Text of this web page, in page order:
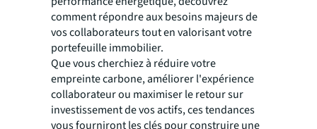
comment répondre aux besoins majeurs de
vos collaborateurs tout en valorisant votre
portefeuille immobilier.
Que vous cherchiez à réduire votre
empreinte carbone, améliorer l'expérience
collaborateur ou maximiser le retour sur
investissement de vos actifs, ces tendances
vous fourniront les clés pour construire une